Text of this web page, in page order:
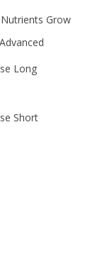
Grow
Long
Short